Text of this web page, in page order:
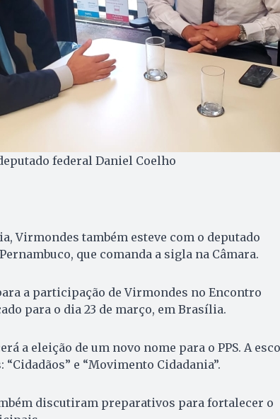
federal Daniel Coelho
Virmondes também esteve com o deputado
que comanda a sigla na Câmara.
a participação de Virmondes no Encontro
para o dia 23 de março, em Brasília.
a eleição de um novo nome para o PPS. A
e “Movimento Cidadania”.
discutiram preparativos para fortalecer o